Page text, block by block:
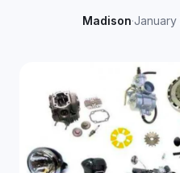
Madison·January